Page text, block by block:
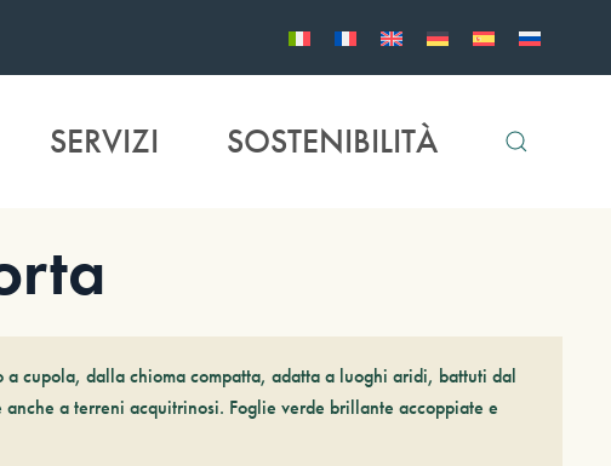
SERVIZI SOSTENIBILITÀ
a cupola, dalla chioma compatta, adatta a luoghi aridi, battuti dal
anche a terreni acquitrinosi. Foglie verde brillante accoppiate e